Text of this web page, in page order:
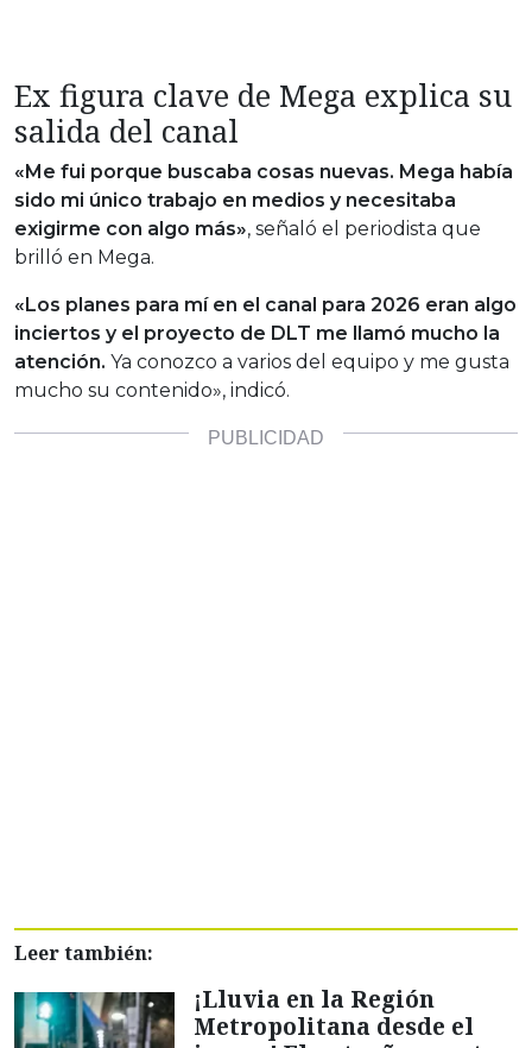
Ex figura clave de Mega explica su
salida del canal
«Me fui porque buscaba cosas nuevas. Mega había
sido mi único trabajo en medios y necesitaba
exigirme con algo más», señaló el periodista que
brilló en Mega.
«Los planes para mí en el canal para 2026 eran algo
inciertos y el proyecto de DLT me llamó mucho la
atención. Ya conozco a varios del equipo y me gusta
mucho su contenido», indicó.
Leer también:
¡Lluvia en la Región
Metropolitana desde el